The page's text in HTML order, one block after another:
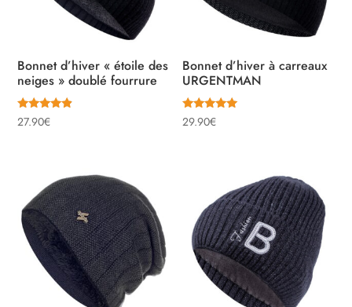
Bonnet d’hiver « étoile des
neiges » doublé fourrure
Note
4.60
27.90€
Bonnet d’hiver à carreaux
URGENTMAN
Note
4.87
29.90€